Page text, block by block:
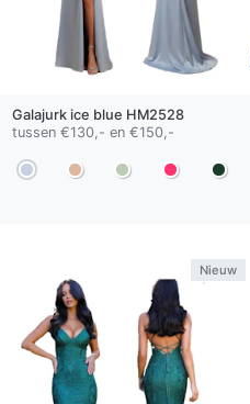
Galajurk ice blue HM2528
tussen €130,- en €150,-
Nieuw